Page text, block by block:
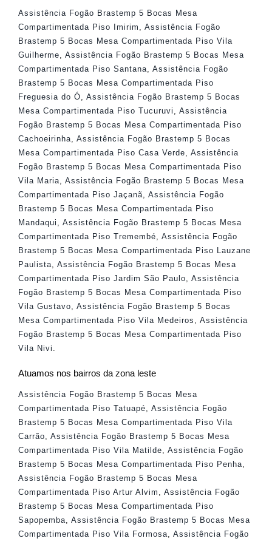
Assistência Fogão Brastemp 5 Bocas Mesa
Compartimentada Piso Imirim
Assistência Fogão
Brastemp 5 Bocas Mesa Compartimentada Piso Vila
Guilherme
Assistência Fogão Brastemp 5 Bocas Mesa
Compartimentada Piso Santana
Assistência Fogão
Brastemp 5 Bocas Mesa Compartimentada Piso
Freguesia do Ó
Assistência Fogão Brastemp 5 Bocas
Mesa Compartimentada Piso Tucuruvi
Assistência
Fogão Brastemp 5 Bocas Mesa Compartimentada Piso
Cachoeirinha
Assistência Fogão Brastemp 5 Bocas
Mesa Compartimentada Piso Casa Verde
Assistência
Fogão Brastemp 5 Bocas Mesa Compartimentada Piso
Vila Maria
Assistência Fogão Brastemp 5 Bocas Mesa
Compartimentada Piso Jaçanã
Assistência Fogão
Brastemp 5 Bocas Mesa Compartimentada Piso
Mandaqui
Assistência Fogão Brastemp 5 Bocas Mesa
Compartimentada Piso Tremembé
Assistência Fogão
Brastemp 5 Bocas Mesa Compartimentada Piso Lauzane
Paulista
Assistência Fogão Brastemp 5 Bocas Mesa
Compartimentada Piso Jardim São Paulo
Assistência
Fogão Brastemp 5 Bocas Mesa Compartimentada Piso
Vila Gustavo
Assistência Fogão Brastemp 5 Bocas
Mesa Compartimentada Piso Vila Medeiros
Assistência
Fogão Brastemp 5 Bocas Mesa Compartimentada Piso
Vila Nivi
Atuamos nos bairros da zona leste
Assistência Fogão Brastemp 5 Bocas Mesa
Compartimentada Piso Tatuapé, Assistência Fogão
Brastemp 5 Bocas Mesa Compartimentada Piso Vila
Carrão, Assistência Fogão Brastemp 5 Bocas Mesa
Compartimentada Piso Vila Matilde, Assistência Fogão
Brastemp 5 Bocas Mesa Compartimentada Piso Penha,
Assistência Fogão Brastemp 5 Bocas Mesa
Compartimentada Piso Artur Alvim , Assistência Fogão
Brastemp 5 Bocas Mesa Compartimentada Piso
Sapopemba, Assistência Fogão Brastemp 5 Bocas Mesa
Compartimentada Piso Vila Formosa, Assistência Fogão